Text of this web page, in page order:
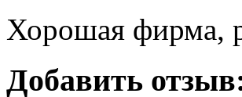
Хорошая фирма,
Добавить